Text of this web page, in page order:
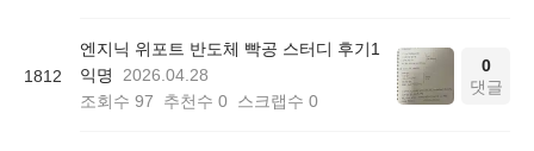
1812
엔지닉 위포트 반도체 빡공 스터디 후기1
익명
2026.04.28
조회수 97 추천수 0 스크랩수 0
0
댓글